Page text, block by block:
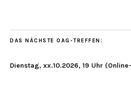
DAS NÄCHSTE OAG-TREFFEN:
Dienstag, xx.10.2026, 19 Uhr